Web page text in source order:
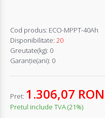
Cod produs: ECO-MPPT-40Ah
Disponibilitate: 20
Greutate(kg): 0
Garanţie(ani): 0
Pret: 1.306,07 RON
Pretul include TVA (21%)